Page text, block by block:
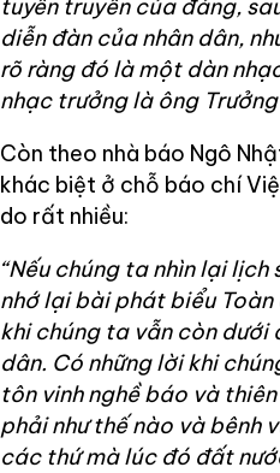
tuyên truyền của đảng,
diễn đàn của nhân dân,
rõ ràng đó là một dàn
nhạc trưởng là ông
Còn theo nhà báo Ngô
khác biệt ở chỗ báo chí
do rất nhiều:
“Nếu chúng ta nhìn lại
nhớ lại bài phát biểu Toàn
khi chúng ta vẫn còn dưới
dân. Có những lời khi
tôn vinh nghề báo và
phải như thế nào và bênh
các thứ mà lúc đó đất